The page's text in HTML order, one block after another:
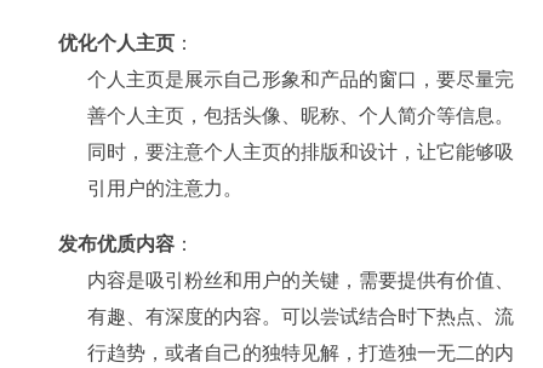
优化个人主页 ：
个人主页是展示自己形象和产品的窗口，要尽量完
善个人主页，包括头像、昵称、个人简介等信息。
同时，要注意个人主页的排版和设计，让它能够吸
引用户的注意力。
发布优质内容 ：
内容是吸引粉丝和用户的关键，需要提供有价值、
有趣、有深度的内容。可以尝试结合时下热点、流
行趋势，或者自己的独特见解，打造独一无二的内